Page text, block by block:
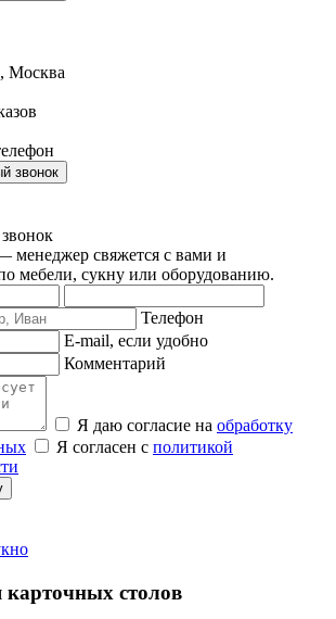
Москва
звонок
менеджер свяжется с вами и
мебели, сукну или оборудованию.
Телефон
E-mail, если удобно
Комментарий
Я даю согласие на обработку
Я согласен с политикой
столов